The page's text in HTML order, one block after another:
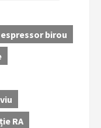
espressor birou
RA